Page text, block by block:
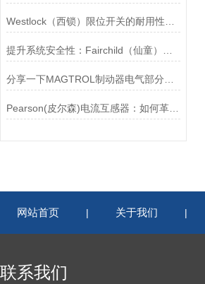
Pearson(皮尔森)电流互感器：如何革新电力监控？
网站首页 | 关于我们 |
联系我们